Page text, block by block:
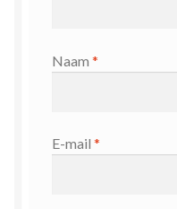
Naam *
E-mail *